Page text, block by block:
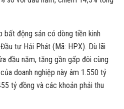
bất động sản có dòng tiền kinh
tư Hải Phát (Mã: HPX). Dù lãi
đầu năm, tăng gần gấp đôi cùng
doanh nghiệp này âm 1.550 tỷ
tỷ đồng và các khoản phải thu